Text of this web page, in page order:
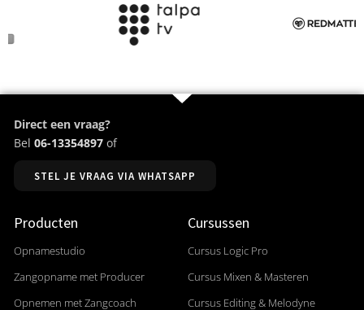
Direct een vraag?
Bel 06-13354897 of
STEL JE VRAAG VIA WHATSAPP
Producten
Opnamestudio
Zangopname met Producer
Opnemen met Zangcoach
Cursussen
Cursus Logic Pro
Cursus Mixen & Masteren
Cursus Editing & Melodyne